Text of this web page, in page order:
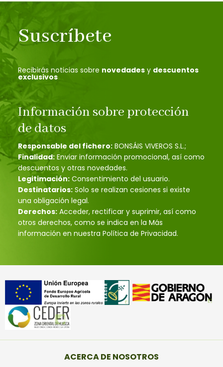
Suscríbete
Recibirás noticias sobre novedades y descuentos
exclusivos
Información sobre protección
de datos
Responsable del fichero: BONSÁIS VIVEROS S.L.;
Finalidad: Enviar información promocional, así como
descuentos y otras novedades.
Legitimación: Consentimiento del usuario.
Destinatarios: Solo se realizan cesiones si existe
una obligación legal.
Derechos: Acceder, rectificar y suprimir, así como
otros derechos, como se indica en la Más
información en nuestra Política de Privacidad.
ACERCA DE NOSOTROS